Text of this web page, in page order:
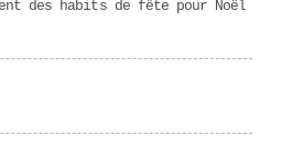
des habits de fête pour Noël